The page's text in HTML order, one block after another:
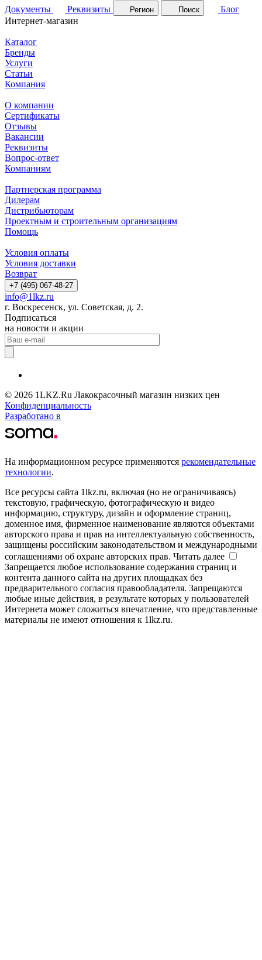
Документы
Реквизиты Регион Поиск
Блог
Интернет-магазин
Каталог
Бренды
Услуги
Статьи
Компания
О компании
Сертификаты
Отзывы
Вакансии
Реквизиты
Вопрос-ответ
Компаниям
Партнерская программа
Дилерам
Дистрибьюторам
Проектным и строительным организациям
Помощь
Условия оплаты
Условия доставки
Возврат
+7 (495) 067-48-27
info@1lkz.ru
г. Воскресенск, ул. Советская, д. 2.
Подписаться
на новости и акции
© 2026 1LKZ.Ru Лакокрасочный магазин низких цен
Конфиденциальность
Разработано в
На информационном ресурсе применяются рекомендательные
технологии.
Все ресурсы сайта 1lkz.ru, включая (но не ограничиваясь)
текстовую, графическую, фотографическую и видео
информацию, структуру, дизайн и оформление страниц,
доменное имя, фирменное наименование являются объектами
авторского права и прав на интеллектуальную собственность,
защищены российским законодательством и международными
соглашениями об охране авторских прав. Читать далее
Запрещается любое использование содержания страниц и
контента данного сайта на других площадках без
предварительного согласия правообладателя. Запрещаются
любые иные действия, в результате которых у пользователей
Интернета может сложиться впечатление, что представленные
материалы не имеют отношения к 1lkz.ru.